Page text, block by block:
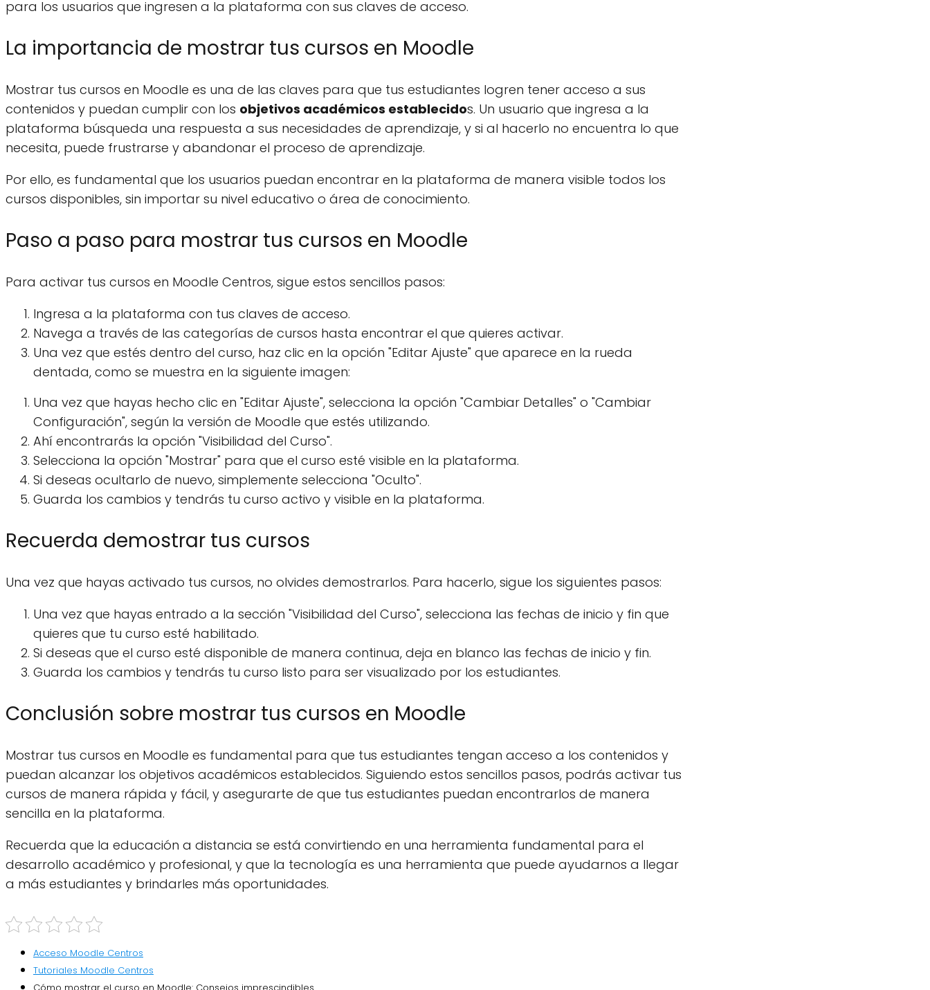
para los usuarios que ingresen a la plataforma con sus claves de acceso.
La importancia de mostrar tus cursos en Moodle
Mostrar tus cursos en Moodle es una de las claves para que tus estudiantes logren tener acceso a sus
contenidos y puedan cumplir con los objetivos académicos establecidos. Un usuario que ingresa a la
plataforma búsqueda una respuesta a sus necesidades de aprendizaje, y si al hacerlo no encuentra lo que
necesita, puede frustrarse y abandonar el proceso de aprendizaje.
Por ello, es fundamental que los usuarios puedan encontrar en la plataforma de manera visible todos los
cursos disponibles, sin importar su nivel educativo o área de conocimiento.
Paso a paso para mostrar tus cursos en Moodle
Para activar tus cursos en Moodle Centros, sigue estos sencillos pasos:
Ingresa a la plataforma con tus claves de acceso.
Navega a través de las categorías de cursos hasta encontrar el que quieres activar.
Una vez que estés dentro del curso, haz clic en la opción "Editar Ajuste" que aparece en la rueda
dentada, como se muestra en la siguiente imagen:
Una vez que hayas hecho clic en "Editar Ajuste", selecciona la opción "Cambiar Detalles" o "Cambiar
Configuración", según la versión de Moodle que estés utilizando.
Ahí encontrarás la opción "Visibilidad del Curso".
Selecciona la opción "Mostrar" para que el curso esté visible en la plataforma.
Si deseas ocultarlo de nuevo, simplemente selecciona "Oculto".
Guarda los cambios y tendrás tu curso activo y visible en la plataforma.
Recuerda demostrar tus cursos
Una vez que hayas activado tus cursos, no olvides demostrarlos. Para hacerlo, sigue los siguientes pasos:
Una vez que hayas entrado a la sección "Visibilidad del Curso", selecciona las fechas de inicio y fin que
quieres que tu curso esté habilitado.
Si deseas que el curso esté disponible de manera continua, deja en blanco las fechas de inicio y fin.
Guarda los cambios y tendrás tu curso listo para ser visualizado por los estudiantes.
Conclusión sobre mostrar tus cursos en Moodle
Mostrar tus cursos en Moodle es fundamental para que tus estudiantes tengan acceso a los contenidos y
puedan alcanzar los objetivos académicos establecidos. Siguiendo estos sencillos pasos, podrás activar tus
cursos de manera rápida y fácil, y asegurarte de que tus estudiantes puedan encontrarlos de manera
sencilla en la plataforma.
Recuerda que la educación a distancia se está convirtiendo en una herramienta fundamental para el
desarrollo académico y profesional, y que la tecnología es una herramienta que puede ayudarnos a llegar
a más estudiantes y brindarles más oportunidades.
Acceso Moodle Centros
Tutoriales Moodle Centros